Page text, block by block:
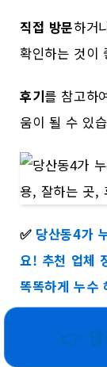
직접 방문하거
확인하는 것이
후기를 참고하
움이 될 수 있
✅ 당산동4가
요! 추천 업체
똑똑하게 누수